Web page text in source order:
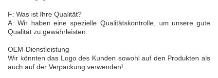
F: Was ist Ihre Qualität?
A: Wir haben eine spezielle Qualitätskontrolle, um unsere gute
Qualität zu gewährleisten.
OEM-Dienstleistung
Wir könnten das Logo des Kunden sowohl auf den Produkten als
auch auf der Verpackung verwenden!